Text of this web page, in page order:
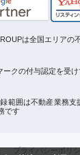
は全国エリアの
ークの付与認定を受
範囲は不動産業務支
です
プライバシーポリ